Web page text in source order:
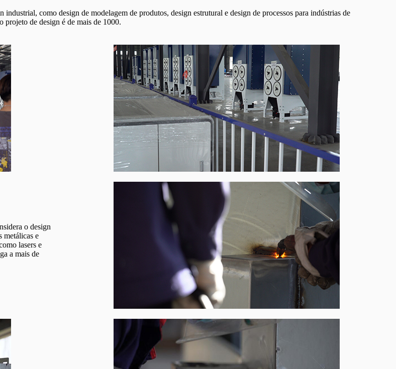
como design de modelagem de produtos, design estrutural e design de processos para indústrias de
projeto de design é de mais de 1000.
o design
metálicas e
lasers e
a mais de